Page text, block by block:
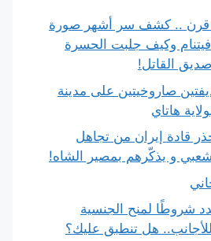
قرن .. كشف سر أشهر صورة
وكيف جلبت الحسرة
القاتل!
صاروخيتين على مدينة
هاتاي
قادة إيران من تجاهل
و يذكّرهم بمصير الشاه!
شروطًا لمنح الجنسية
للأجانب.. هل تنطبق عليك؟